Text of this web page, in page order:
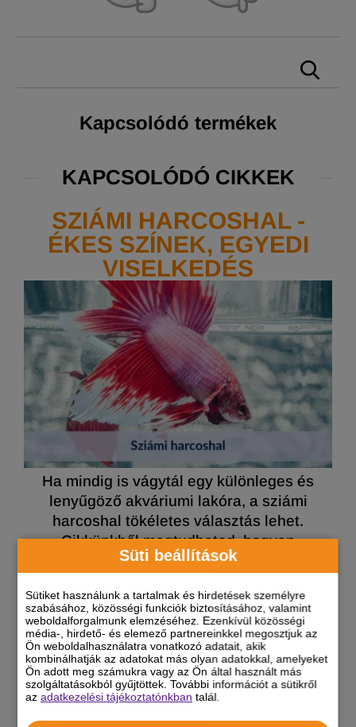
Süti beállítások
Sütiket használunk a tartalmak és hirdetések személyre
szabásához, közösségi funkciók biztosításához, valamint
weboldalforgalmunk elemzéséhez. Ezenkívül közösségi
média-, hirdető- és elemező partnereinkkel megosztjuk az
Ön weboldalhasználatra vonatkozó adatait, akik
kombinálhatják az adatokat más olyan adatokkal, amelyeket
Ön adott meg számukra vagy az Ön által használt más
szolgáltatásokból gyűjtöttek. További információt a sütikről
azadatkezelési tájékoztatónkban talál.
Kapcsolódó termékek
KAPCSOLÓDÓ CIKKEK
SZIÁMI HARCOSHAL -
ÉKES SZÍNEK, EGYEDI
VISELKEDÉS
Ha mindig is vágytál egy különleges és
lenyűgöző akváriumi lakóra, a sziámi
harcoshal tökéletes választás lehet.
Cikkünkből megtudhatod, hogyan
teremtheted meg számára a tökéletes
ezt a kis akváriumi királyt!
ARAPAPAGÁJ: A
SZIVÁRVÁNYSZÍNŰ
INTELLIGENCIA